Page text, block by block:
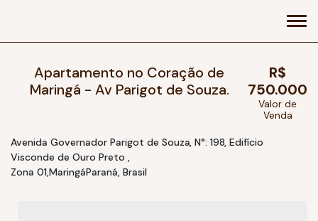
Apartamento no Coração de
Maringá - Av Parigot de Souza.
R$
750.000
Valor de
Venda
Avenida Governador Parigot de Souza, N°: 198, Edifício
Visconde de Ouro Preto
Zona 01MaringáParaná, Brasil